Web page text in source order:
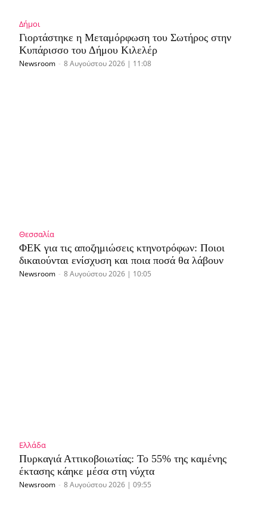
Δήμοι
Γιορτάστηκε η Μεταμόρφωση του Σωτήρος στην
Κυπάρισσο του Δήμου Κιλελέρ
Newsroom - 8 Αυγούστου 2026 | 11:08
Θεσσαλία
ΦΕΚ για τις αποζημιώσεις κτηνοτρόφων: Ποιοι
δικαιούνται ενίσχυση και ποια ποσά θα λάβουν
Newsroom - 8 Αυγούστου 2026 | 10:05
Ελλάδα
Πυρκαγιά Αττικοβοιωτίας: Το 55% της καμένης
έκτασης κάηκε μέσα στη νύχτα
Newsroom - 8 Αυγούστου 2026 | 09:55